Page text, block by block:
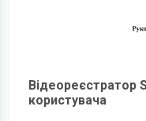
Відеореєстратор
користувача